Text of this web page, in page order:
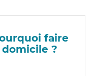
faire
?